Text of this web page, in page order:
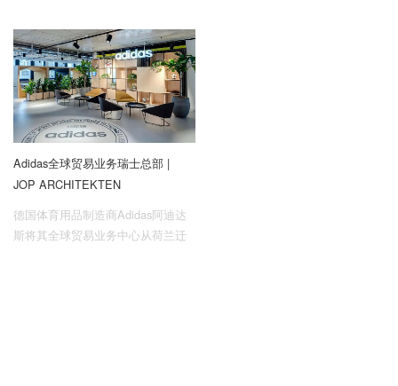
企业会员
关于投稿
广告投放
联系我们
Adidas全球贸易业务瑞士总部 |
JOP ARCHITEKTEN
德国体育用品制造商Adidas阿迪达
斯将其全球贸易业务中心从荷兰迁